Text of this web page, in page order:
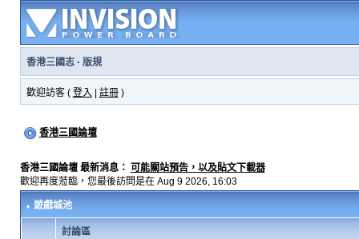
香港三國志· 版規
歡迎訪客 ( 登入 註冊)
香港三國論壇
香港三國論壇 最新消息： 可能關站預告，以及貼文下載器
歡迎再度蒞臨，您最後訪問是在 Aug 9 2026, 16:03
遊戲城池
討論區